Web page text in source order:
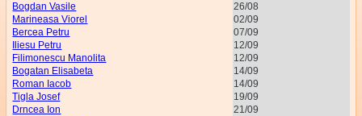
Bogdan Vasile
26/08
Marineasa Viorel
02/09
Bercea Petru
07/09
Iliesu Petru
12/09
Filimonescu Manolita
12/09
Bogatan Elisabeta
14/09
Roman Iacob
14/09
Tigla Josef
19/09
Drncea Ion
21/09